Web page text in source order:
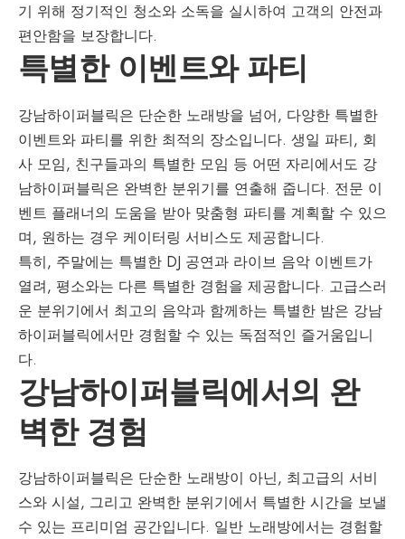
기 위해 정기적인 청소와 소독을 실시하여 고객의 안전과
편안함을 보장합니다.
특별한 이벤트와 파티
강남하이퍼블릭은 단순한 노래방을 넘어, 다양한 특별한
이벤트와 파티를 위한 최적의 장소입니다. 생일 파티, 회
사 모임, 친구들과의 특별한 모임 등 어떤 자리에서도 강
남하이퍼블릭은 완벽한 분위기를 연출해 줍니다. 전문 이
벤트 플래너의 도움을 받아 맞춤형 파티를 계획할 수 있으
며, 원하는 경우 케이터링 서비스도 제공합니다.
특히, 주말에는 특별한 DJ 공연과 라이브 음악 이벤트가
열려, 평소와는 다른 특별한 경험을 제공합니다. 고급스러
운 분위기에서 최고의 음악과 함께하는 특별한 밤은 강남
하이퍼블릭에서만 경험할 수 있는 독점적인 즐거움입니
다.
강남하이퍼블릭에서의 완
벽한 경험
강남하이퍼블릭은 단순한 노래방이 아닌, 최고급의 서비
스와 시설, 그리고 완벽한 분위기에서 특별한 시간을 보낼
수 있는 프리미엄 공간입니다. 일반 노래방에서는 경험할